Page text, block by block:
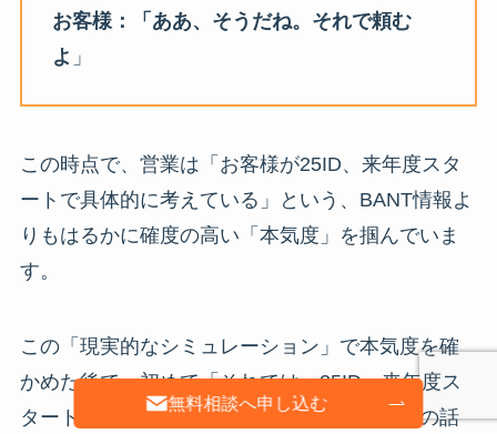
お客様：「ああ、そうだね。それで頼む
よ 」
この時点で、営業は「お客様が25ID、来年度スタ
ートで具体的に考えている」という、BANT情報よ
りもはるかに確度の高い「本気度」を掴んでいま
す。
この「現実的なシミュレーション」で本気度を確
かめた後で、初めて「それでは、25ID、来年度ス
タートの場合のお見積もりですが…」と料金の話
無料相談へ申し込む